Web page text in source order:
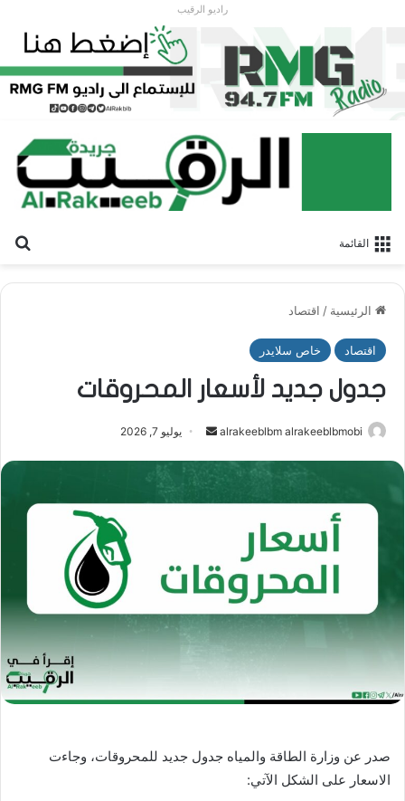
راديو الرقيب
القائمة
الرئيسية / اقتصاد
اقتصاد خاص سلايدر
جدول جديد لأسعار المحروقات
alrakeeblbm alrakeeblbmobi
أرسل
إلكترونيا
يوليو 7, 2026
صدر عن وزارة الطاقة والمياه جدول جديد للمحروقات، وجاءت
الاسعار على الشكل الآتي: